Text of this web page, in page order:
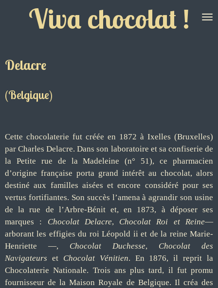
PasserViva chocolat !
Delacre
(Belgique)
Cette chocolaterie fut créée en 1872 à Ixelles (Bruxelles)
par Charles Delacre. Dans son laboratoire et sa confiserie de
la Petite rue de la Madeleine (n° 51), ce pharmacien
d’origine française porta grand intérêt au chocolat, alors
destiné aux familles aisées et encore considéré pour ses
vertus fortifiantes. Son succès l’amena à agrandir son usine
de la rue de l’Arbre-Bénit et, en 1873, à déposer ses
marques : Chocolat Delacre, Chocolat Roi et Reine—
arborant les effigies du roi Léopold ii et de la reine Marie-
Henriette —, Chocolat Duchesse, Chocolat des
Navigateurs et Chocolat Vénitien. En 1876, il reprit la
Chocolaterie Nationale. Trois ans plus tard, il fut promu
fournisseur de la Maison Royale de Belgique. Il créa des